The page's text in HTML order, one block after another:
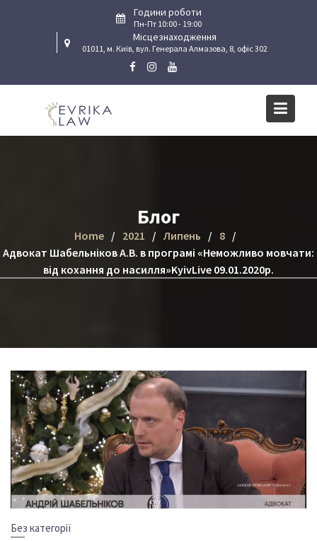
Години роботи
Пн-Пт 10:00 - 19:00
Місцезнаходження
01011, м. Київ, вул. Генерала Алмазова, 8, офіс 302
Блог
Home 2021 Липень
8
Адвокат Шабельніков А.В. в програмі «Неможливо мовчати:
від кохання до насилля»KyivLive 09.01.2020р.
Без категорії